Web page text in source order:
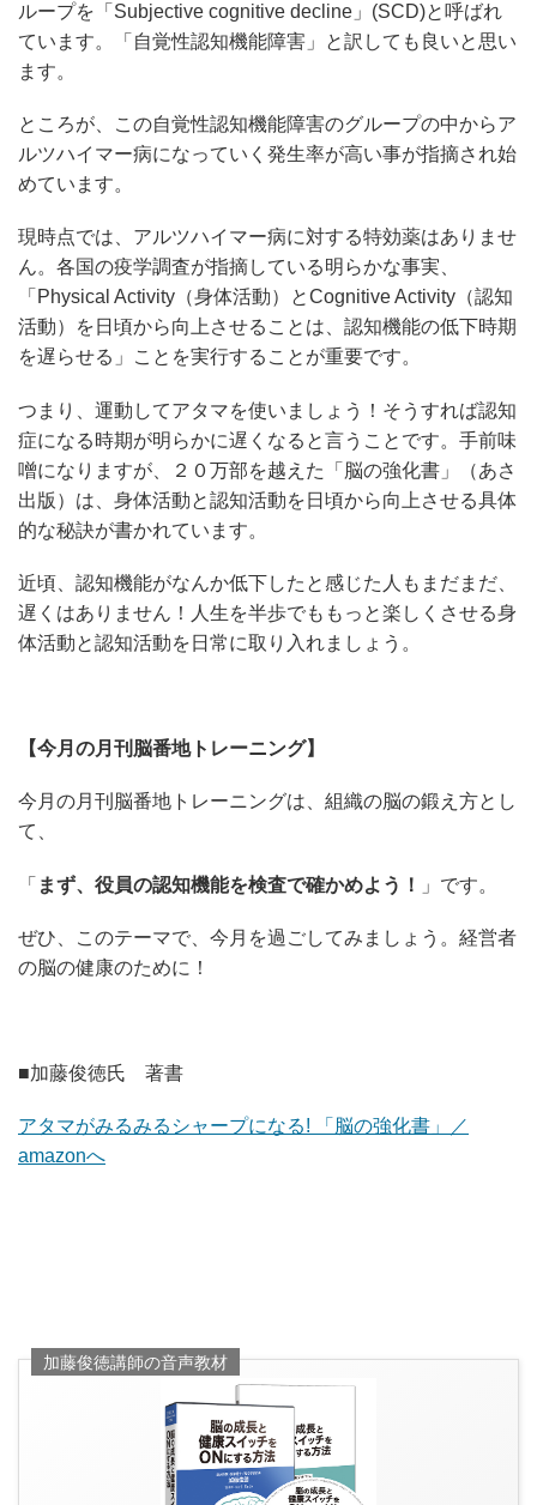
ループを「Subjective cognitive decline」(SCD)と呼ばれ
ています。「自覚性認知機能障害」と訳しても良いと思い
ます。
ところが、この自覚性認知機能障害のグループの中からア
ルツハイマー病になっていく発生率が高い事が指摘され始
めています。
現時点では、アルツハイマー病に対する特効薬はありませ
ん。各国の疫学調査が指摘している明らかな事実、
「Physical Activity（身体活動）とCognitive Activity（認知
活動）を日頃から向上させることは、認知機能の低下時期
を遅らせる」ことを実行することが重要です。
つまり、運動してアタマを使いましょう！そうすれば認知
症になる時期が明らかに遅くなると言うことです。手前味
噌になりますが、２０万部を越えた「脳の強化書」（あさ
出版）は、身体活動と認知活動を日頃から向上させる具体
的な秘訣が書かれています。
近頃、認知機能がなんか低下したと感じた人もまだまだ、
遅くはありません！人生を半歩でももっと楽しくさせる身
体活動と認知活動を日常に取り入れましょう。
【今月の月刊脳番地トレーニング】
今月の月刊脳番地トレーニングは、組織の脳の鍛え方とし
て、
「 まず、役員の認知機能を検査で確かめよう！ 」です。
ぜひ、このテーマで、今月を過ごしてみましょう。経営者
の脳の健康のために！
■加藤俊徳氏 著書
アタマがみるみるシャープになる! 「脳の強化書」／
amazonへ
加藤俊徳講師の音声教材